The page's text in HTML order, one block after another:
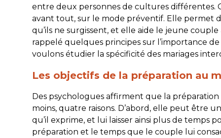
entre deux personnes de cultures différentes.
avant tout, sur le mode préventif. Elle permet
qu’ils ne surgissent, et elle aide le jeune
rappelé quelques principes sur l’importance
voulons étudier la spécificité des mariages
Les objectifs de la préparation au
Des psychologues affirment que la
moins, quatre raisons. D’abord, elle peut être
qu’il exprime, et lui laisser ainsi plus de temps
préparation et le temps que le couple lui